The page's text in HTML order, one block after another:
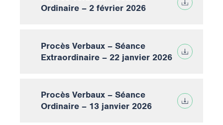
Ordinaire – 2 février 2026
Procès Verbaux – Séance
Extraordinaire – 22 janvier 2026
Procès Verbaux – Séance
Ordinaire – 13 janvier 2026